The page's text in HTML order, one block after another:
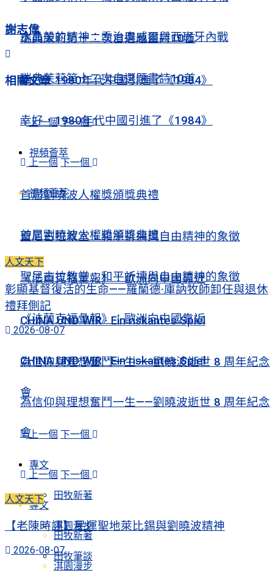
瑞典茉莉第十二次自選題畫詩10首
幸好，1980年代中國引進了《1984》
上一個 下一個
視頻薈萃
首屆劉曉波人權獎頒獎典禮
聖尼古拉教堂：和平祈禱與自由精神的象徵
《法蘭克福彙報》：歐洲向中國靠近
CHINA UND WIR · Ein riskantes Spiel
為信仰與理想奮鬥一生——劉曉波逝世 8 周年紀念
會
上一個 下一個
專文
田牧新著
淇園漫步
田牧筆談
水晶般的精神：喬治奧威爾與西班牙內戰
瑞典茉莉第十二次自選題畫詩10首
幸好，1980年代中國引進了《1984》
上一個 下一個
視頻薈萃
首屆劉曉波人權獎頒獎典禮
聖尼古拉教堂：和平祈禱與自由精神的象徵
《法蘭克福彙報》：歐洲向中國靠近
CHINA UND WIR · Ein riskantes Spiel
為信仰與理想奮鬥一生——劉曉波逝世 8 周年紀念
會
上一個 下一個
專文
田牧新著
淇園漫步
謝志偉
相關文章
人文天下
彰顯基督復活的生命——羅蘭德·庫訥牧師卸任與退休
禮拜側記
2026-08-07
人文天下
【老陳時評】民運聖地萊比錫與劉曉波精神
2026-08-07